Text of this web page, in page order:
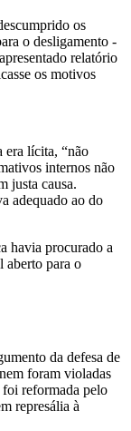
os
o desligamento -
relatório
os motivos
era lícita, “não
internos não
justa causa.
adequado ao do
havia procurado a
aberto para o
da defesa de
foram violadas
foi reformada pelo
represália à